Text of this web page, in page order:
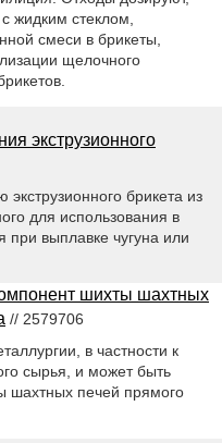
жидким стеклом,
смеси в брикеты,
щелочного
экструзионного
брикета из
для использования в
при выплавке чугуна или
шихты шахтных
// 2579706
в частности к
сырья, и может быть
шахтных печей прямого